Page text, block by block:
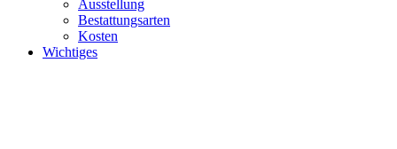
Ausstellung
Bestattungsarten
Kosten
Wichtiges